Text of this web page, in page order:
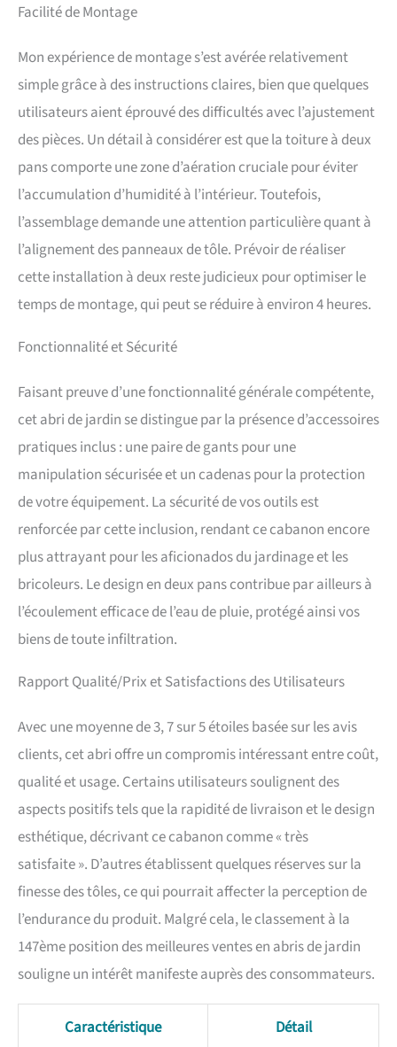
odeurs, gardant vos outils
au sec. Sa porte permet un
accès facile aux outils,
tondeuse ou objets à roues.
Par une journée ensoleillée,
sortez le banc de jardin pour
planter des fleurs en famille
ou allumez le barbecue pour
un après-midi convivial
DOUBLE SÉCURITÉ : Grâce
au loquet de sécurité, vos
outils, équipements et
objets de valeur sont
parfaitement protégés.
assure une sécurité durable,
vous offrant une tranquillité
d'esprit pour profiter de
l'extérieur en famille
COMPACT POUR LES PETITS
JARDINS : Ce chalet de
jardin de 190 x 131 cm offre
nécessaire pour vos outils
de jardin essentiels et votre
Gardez votre jardin et votre
espace extérieur bien rangés
Facilité de Montage
Mon expérience de montage s’est avérée relativement
simple grâce à des instructions claires, bien que quelques
utilisateurs aient éprouvé des difficultés avec l’ajustement
des pièces. Un détail à considérer est que la toiture à deux
pans comporte une zone d’aération cruciale pour éviter
l’accumulation d’humidité à l’intérieur. Toutefois,
l’assemblage demande une attention particulière quant à
l’alignement des panneaux de tôle. Prévoir de réaliser
cette installation à deux reste judicieux pour optimiser le
temps de montage, qui peut se réduire à environ 4 heures.
Fonctionnalité et Sécurité
Faisant preuve d’une fonctionnalité générale compétente,
cet abri de jardin se distingue par la présence d’accessoires
pratiques inclus : une paire de gants pour une
manipulation sécurisée et un cadenas pour la protection
de votre équipement. La sécurité de vos outils est
renforcée par cette inclusion, rendant ce cabanon encore
plus attrayant pour les aficionados du jardinage et les
bricoleurs. Le design en deux pans contribue par ailleurs à
l’écoulement efficace de l’eau de pluie, protégé ainsi vos
biens de toute infiltration.
Rapport Qualité/Prix et Satisfactions des Utilisateurs
Avec une moyenne de 3, 7 sur 5 étoiles basée sur les avis
clients, cet abri offre un compromis intéressant entre coût,
qualité et usage. Certains utilisateurs soulignent des
aspects positifs tels que la rapidité de livraison et le design
esthétique, décrivant ce cabanon comme « très
satisfaite ». D’autres établissent quelques réserves sur la
finesse des tôles, ce qui pourrait affecter la perception de
l’endurance du produit. Malgré cela, le classement à la
147ème position des meilleures ventes en abris de jardin
souligne un intérêt manifeste auprès des consommateurs.
Caractéristique Détail